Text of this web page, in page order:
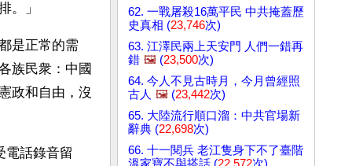
。」
是正常的需
族民衆：中國
政和自由，沒
電話錄音留
62. 一戰屠殺16萬平民 中共掩蓋歷
史真相 (23,746次)
63. 江澤民兩上天安門 人們一錯再
錯 🖼️ (23,500次)
64. 今人不見古時月，今月曾經照
古人 🖼️ (23,442次)
65. 大陸流行順口溜：中共官場新
辭典 (22,698次)
66. 十一閱兵 老江隻身下不了臺階
溫家寶不與搭話 (22,572次)